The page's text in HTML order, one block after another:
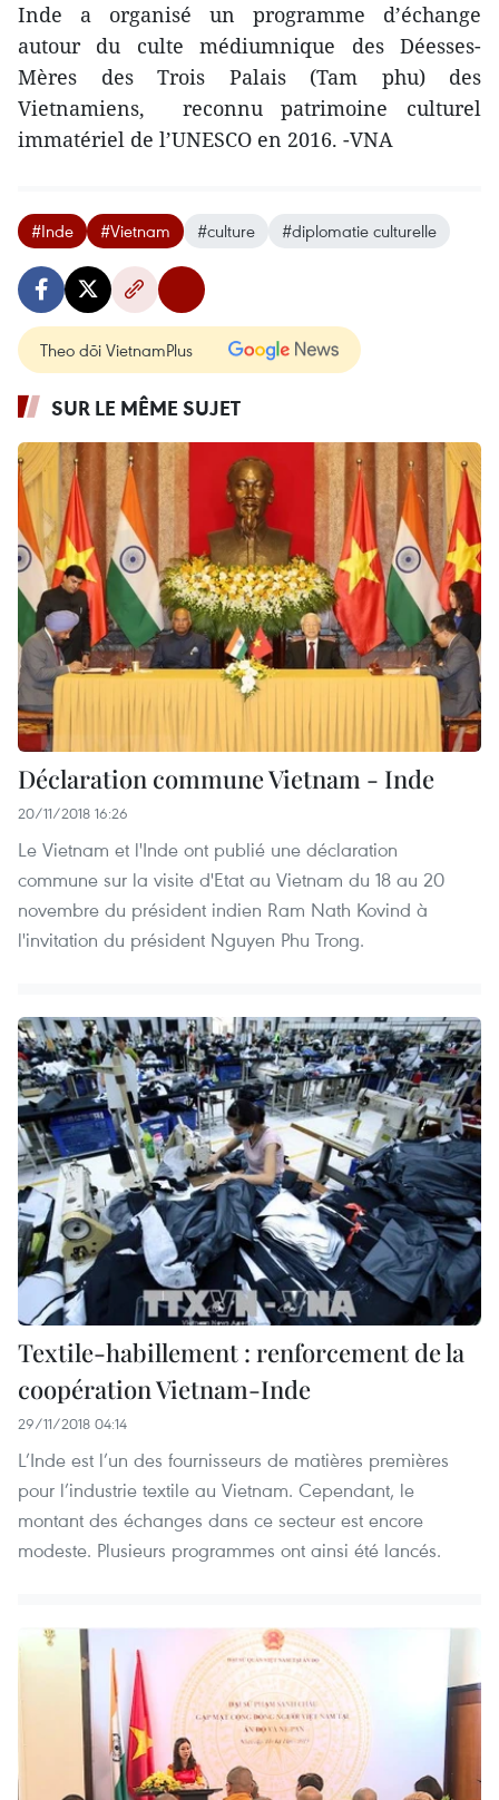
Inde a organisé un programme d’échange
autour du culte médiumnique des Déesses-
Mères des Trois Palais (Tam phu) des
Vietnamiens, reconnu patrimoine culturel
immatériel de l’UNESCO en 2016. -VNA
#Inde #Vietnam #culture #diplomatie culturelle
Theo dõi VietnamPlus
SUR LE MÊME SUJET
Déclaration commune Vietnam - Inde
20/11/2018 16:26
Le Vietnam et l'Inde ont publié une déclaration
commune sur la visite d'Etat au Vietnam du 18 au 20
novembre du président indien Ram Nath Kovind à
l'invitation du président Nguyen Phu Trong.
Textile-habillement : renforcement de la
coopération Vietnam-Inde
29/11/2018 04:14
L’Inde est l’un des fournisseurs de matières premières
pour l’industrie textile au Vietnam. Cependant, le
montant des échanges dans ce secteur est encore
modeste. Plusieurs programmes ont ainsi été lancés.